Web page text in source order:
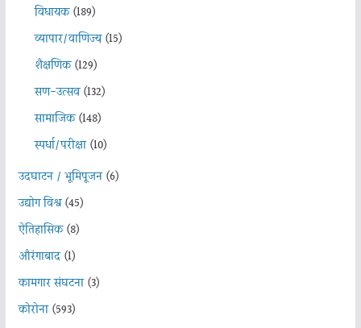
विधायक(189)
व्यापार/वाणिज्य(15)
शैक्षणिक(129)
सण-उत्सव(132)
सामाजिक(148)
स्पर्धा/परीक्षा(10)
उदघाटन / भूमिपूजन(6)
उद्योग विश्व(45)
ऐतिहासिक(8)
औरंगाबाद(1)
कामगार संघटना(3)
कोरोना(593)